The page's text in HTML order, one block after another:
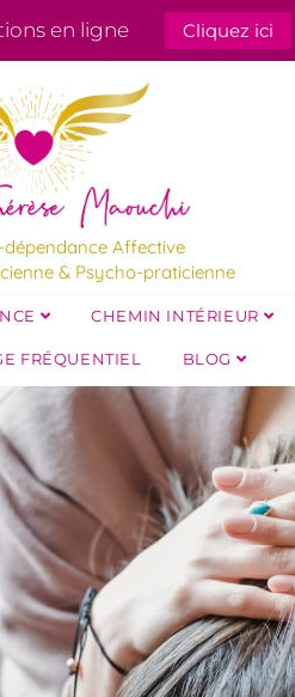
en ligne Cliquez ici
dépendance Affective
& Psycho-praticienne
CHEMIN INTÉRIEUR
FRÉQUENTIEL BLOG